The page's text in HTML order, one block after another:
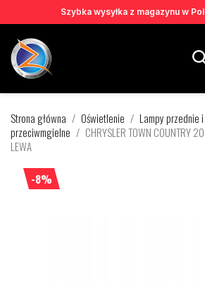
Szybka wysyłka z magazynu w
Strona główna Oświetlenie Lampy przednie
przeciwmgielne
CHRYSLER TOWN COUNTRY
LEWA
-8%